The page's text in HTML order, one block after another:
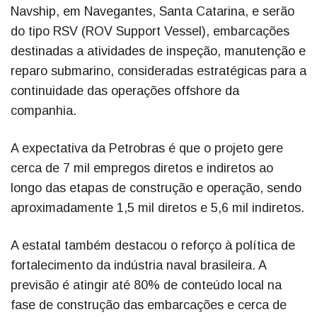
Navship, em Navegantes, Santa Catarina, e serão
do tipo RSV (ROV Support Vessel), embarcações
destinadas a atividades de inspeção, manutenção e
reparo submarino, consideradas estratégicas para a
continuidade das operações offshore da
companhia.
A expectativa da Petrobras é que o projeto gere
cerca de 7 mil empregos diretos e indiretos ao
longo das etapas de construção e operação, sendo
aproximadamente 1,5 mil diretos e 5,6 mil indiretos.
A estatal também destacou o reforço à política de
fortalecimento da indústria naval brasileira. A
previsão é atingir até 80% de conteúdo local na
fase de construção das embarcações e cerca de